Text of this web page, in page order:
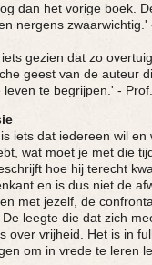
dan het vorige boek.
nergens
gezien dat zo
geest van de auteur
leven te begrijpen.' -
iets dat iedereen wil
wat moet je met die
hoe hij terecht
en is dus niet de
met jezelf, de
De leegte die dat zich
over vrijheid. Het is in
om in vrede te leren